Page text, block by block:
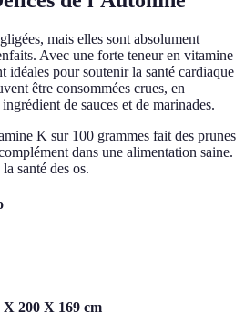
mais elles sont absolument
Avec une forte teneur en vitamine
idéales pour soutenir la santé cardiaque
être consommées crues, en
de sauces et de marinades.
K sur 100 grammes fait des prunes
dans une alimentation saine.
santé des os.
200 X 169 cm